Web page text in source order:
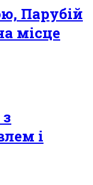
Парубій
місце
і